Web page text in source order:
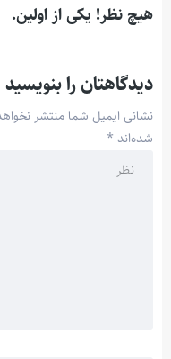
هیچ نظر! یکی از اولین.
دیدگاهتان را بنویسید
نشانی ایمیل شما منتشر
شده‌اند *